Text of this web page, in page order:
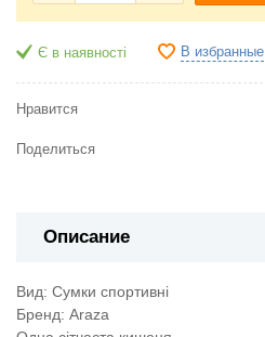
Є в наявності В избранные
Нравится
Поделиться
Описание
Вид: Сумки спортивні
Бренд: Araza